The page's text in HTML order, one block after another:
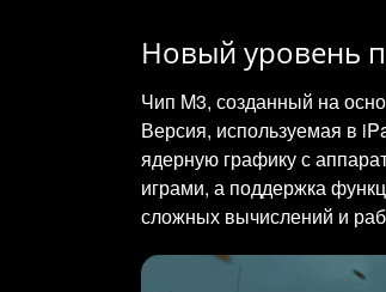
Новый уровень
Чип M3, созданный на
Версия, используемая в
ядерную графику с
играми, а поддержка
сложных вычислений и